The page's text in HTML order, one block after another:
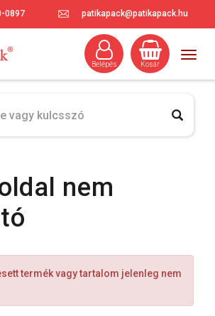
0897 patikapack@patikapack.hu
Kosár
Belépés
nem
termék vagy tartalom jelenleg nem